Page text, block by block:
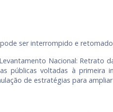
ser interrompido e
Nacional: Retrato
públicas voltadas à primeira
de estratégias para